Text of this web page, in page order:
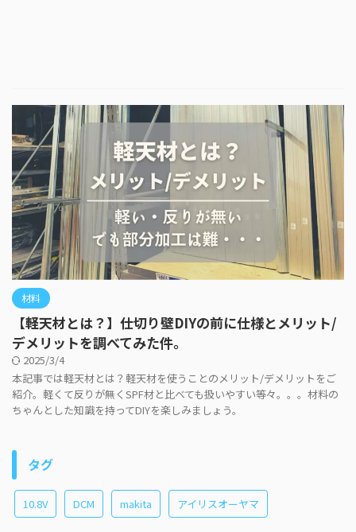
材料
【軽天材とは？】仕切り壁DIYの前に仕様とメリット/
デメリットを調べてみた件。
2025/3/4
本記事では軽天材とは？軽天材を使うことのメリット/デメリットをご
紹介。軽くて反りが無くSPF材と比べても扱いやすい等々。。。材料の
ちゃんとした知識を持ってDIYを楽しみましょう。
タグ
10.8V DCM makita アイリスオーヤマ